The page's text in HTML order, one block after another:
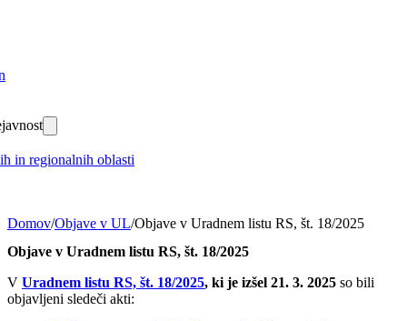
in regionalnih oblasti
Domov/Objave v UL/Objave v Uradnem listu RS, št. 18/2025
Objave v Uradnem listu RS, št. 18/2025
V Uradnem listu RS, št. 18/2025, ki je izšel 21. 3. 2025 so bili
objavljeni sledeči akti: